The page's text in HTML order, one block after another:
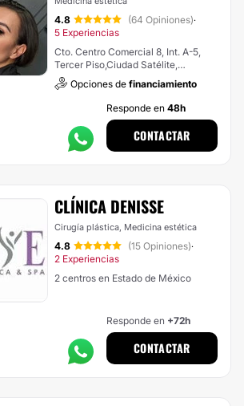
4.8 (64 Opiniones)·
5 Experiencias
Cto. Centro Comercial 8, Int. A-5,
Tercer Piso,Ciudad Satélite,
Naucalpan de Juárez
Opciones de financiamiento
Responde en 48h
CONTACTAR
CLÍNICA DENISSE
Cirugía plástica, Medicina estética
4.8 (15 Opiniones)·
2 Experiencias
2 centros en Estado de México
Responde en +72h
CONTACTAR